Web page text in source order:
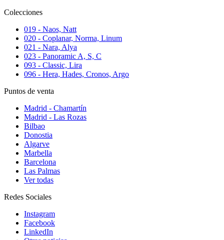
Colecciones
019 - Naos, Natt
020 - Coplanar, Norma, Linum
021 - Nara, Alya
023 - Panoramic A, S, C
093 - Classic, Lira
096 - Hera, Hades, Cronos, Argo
Puntos de venta
Madrid - Chamartín
Madrid - Las Rozas
Bilbao
Donostia
Algarve
Marbella
Barcelona
Las Palmas
Ver todas
Redes Sociales
Instagram
Facebook
LinkedIn